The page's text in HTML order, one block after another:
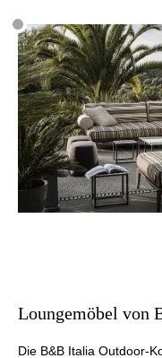
Loungemöbel von
Die B&B Italia Outdoor-